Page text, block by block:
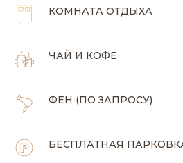
КОМНАТА ОТДЫХА
ЧАЙ И КОФЕ
ФЕН (ПО ЗАПРОСУ)
БЕСПЛАТНАЯ